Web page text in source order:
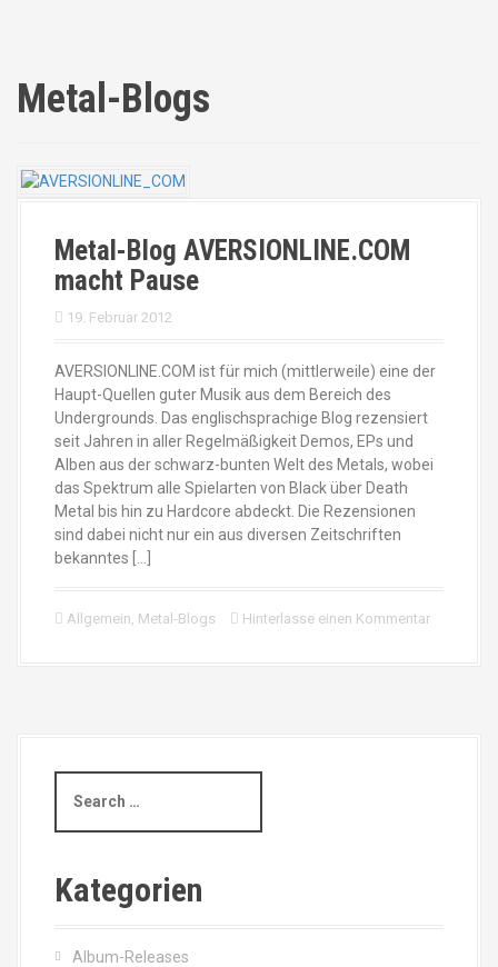
Metal-Blogs
Metal-Blog AVERSIONLINE.COM
macht Pause
19. Februar 2012
AVERSIONLINE.COM ist für mich (mittlerweile) eine der
Haupt-Quellen guter Musik aus dem Bereich des
Undergrounds. Das englischsprachige Blog rezensiert
seit Jahren in aller Regelmäßigkeit Demos, EPs und
Alben aus der schwarz-bunten Welt des Metals, wobei
das Spektrum alle Spielarten von Black über Death
Metal bis hin zu Hardcore abdeckt. Die Rezensionen
sind dabei nicht nur ein aus diversen Zeitschriften
bekanntes […]
Allgemein Metal-Blogs Hinterlasse einen Kommentar
a
c
h
Kategorien
Album-Releases